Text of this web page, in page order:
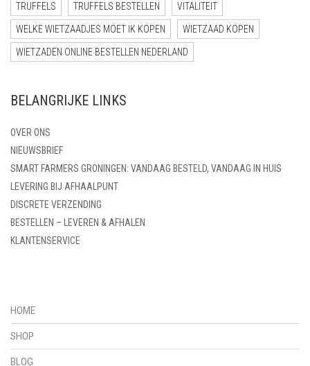
TRUFFELS TRUFFELS BESTELLEN VITALITEIT
WELKE WIETZAADJES MOET IK KOPEN WIETZAAD KOPEN
WIETZADEN ONLINE BESTELLEN NEDERLAND
BELANGRIJKE LINKS
OVER ONS
NIEUWSBRIEF
SMART FARMERS GRONINGEN: VANDAAG BESTELD, VANDAAG IN HUIS
LEVERING BIJ AFHAALPUNT
DISCRETE VERZENDING
BESTELLEN – LEVEREN & AFHALEN
KLANTENSERVICE
HOME
SHOP
BLOG